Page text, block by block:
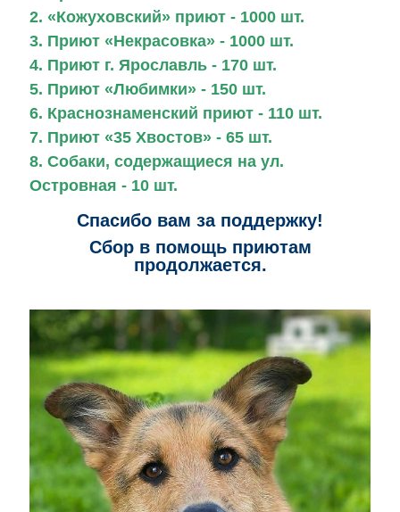
2. «Кожуховский» приют - 1000 шт.
3. Приют «Некрасовка» - 1000 шт.
4. Приют г. Ярославль - 170 шт.
5. Приют «Любимки» - 150 шт.
6. Краснознаменский приют - 110 шт.
7. Приют «35 Хвостов» - 65 шт.
8. Собаки, содержащиеся на ул.
Островная - 10 шт.
Спасибо вам за поддержку!
Сбор в помощьприютам
продолжается.